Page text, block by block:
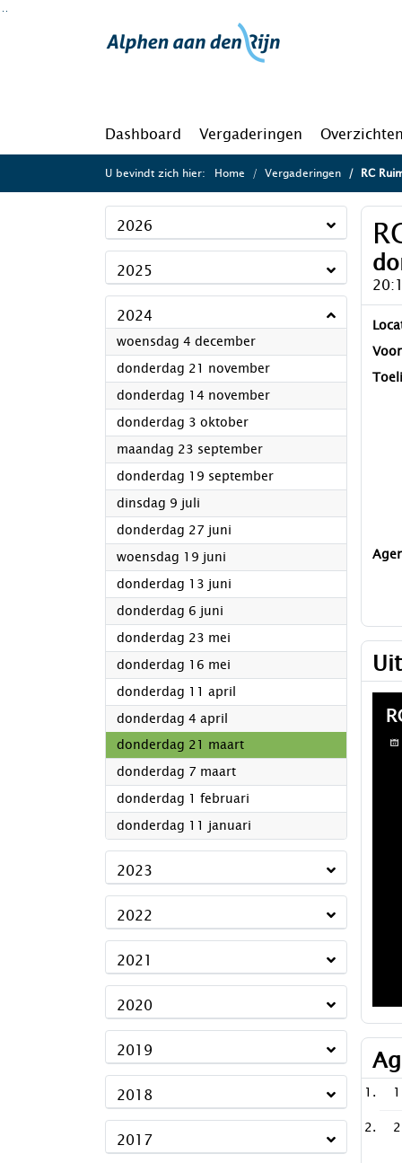
Ga naar de inhoud van deze pagina
Dashboard Vergaderingen
U bevindt zich hier: Home Vergaderingen RC
2026
2025
2024
woensdag 4 december2024
donderdag 21 november2024
donderdag 14 november2024
donderdag 3 oktober2024
maandag 23 september2024
donderdag 19 september2024
dinsdag 9 juli
donderdag 27 juni
woensdag 19 juni
donderdag 13 juni
donderdag 6 juni
donderdag 23 mei
donderdag 16 mei
donderdag 11 april
donderdag 4 april
donderdag 21 maart2024
donderdag 7 maart2024
donderdag 1 februari
donderdag 11 januari
2023
2022
2021
2020
2019
2018
2017
1
2